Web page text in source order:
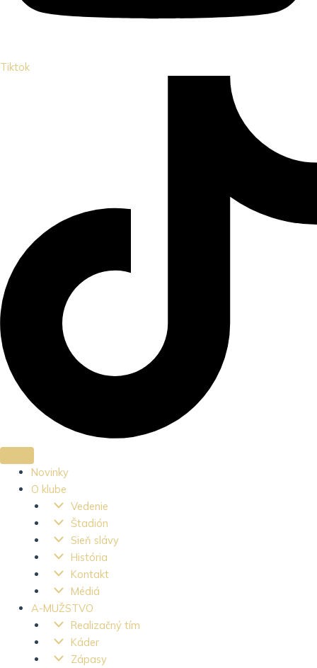
Tiktok
Novinky
O klube
Vedenie
Štadión
Sieň slávy
História
Kontakt
Médiá
A-MUŽSTVO
Realizačný tím
Káder
Zápasy